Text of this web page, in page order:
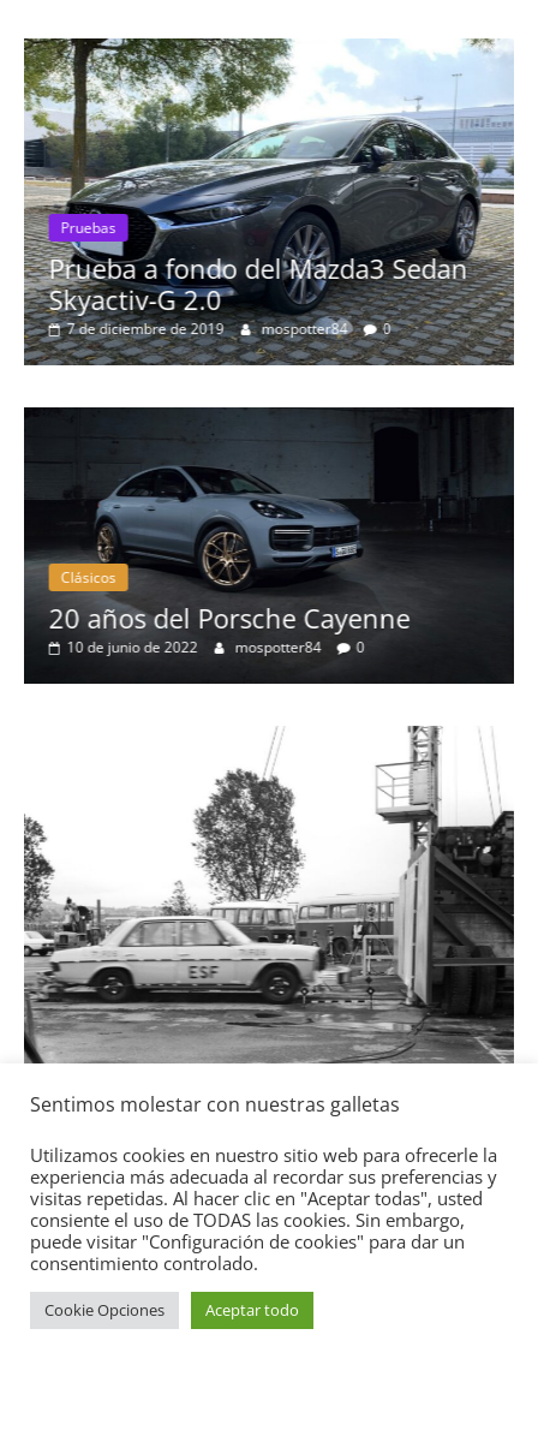
a fondo del Mazda3 Sedan
G 2.0
diciembre de 2019 mospotter84 0
Pruebas
más
8 de
Clásicos
20 años del Porsche Cayenne
Seguridad
Mercedes-Benz ESF 05: 50 años de
seguridad
21 de octubre de 2021 mospotter84 0
Sentimos molestar con nuestras galletas
Utilizamos cookies en nuestro sitio web para ofrecerle la
experiencia más adecuada al recordar sus preferencias y
visitas repetidas. Al hacer clic en "Aceptar todas", usted
consiente el uso de TODAS las cookies. Sin embargo,
puede visitar "Configuración de cookies" para dar un
consentimiento controlado.
Cookie Opciones Aceptar todo